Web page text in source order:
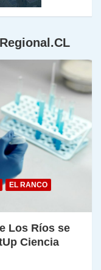
EL RANCO
Los Ríos se
Ciencia